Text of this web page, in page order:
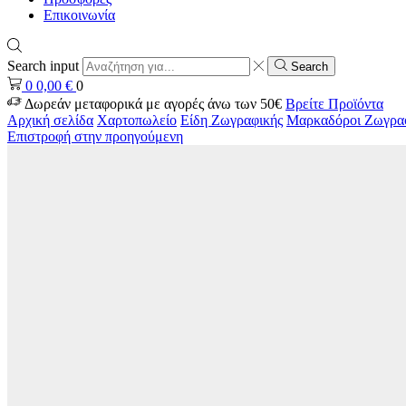
Επικοινωνία
Search input Search
0 0,00 € 0
Δωρεάν μεταφορικά με αγορές άνω των 50€ Βρείτε Προϊόντα
Αρχική σελίδα Χαρτοπωλείο Είδη Ζωγραφικής Μαρκαδόροι
Επιστροφή στην προηγούμενη